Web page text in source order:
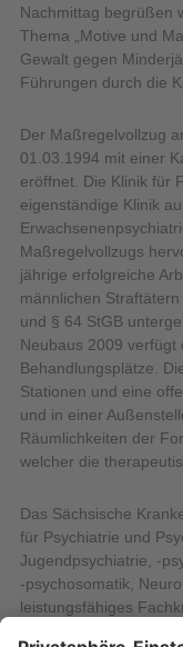
Nachmittag begrüßen
Thema „Motive und
Gewalt gegen
Führungen durch die
Der Maßregelvollzug
01.03.1994 mit einer
eröffnet. Die Klinik für
eigenständige Klinik
Maßregelvollzugs
jährige erfolgreiche
männlichen
und § 64 StGB
Neubaus 2009 verfügt
Behandlungsplätze.
Stationen und eine
und in einer
Räumlichkeiten der
welcher die
Das Sächsische
für Psychiatrie und
Jugendpsychiatrie, -
-psychosomatik,
leistungsfähiges